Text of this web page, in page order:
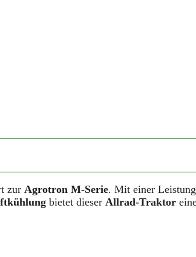
zur Agrotron M-Serie. Mit einer Leistung
bietet dieser Allrad-Traktor